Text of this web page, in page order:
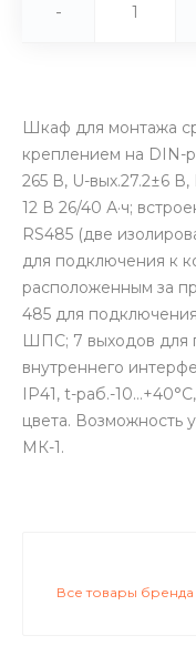
-
Шкаф для монтажа
креплением на DIN-
265 В, U-вых.27.2±6
12 В 26/40 А·ч;
RS485 (две
для подключения к
расположенным за
485 для
ШПС; 7 выходов для
внутреннего
IP41, t-раб.-
цвета. Возможность
МК-1.
Все товары